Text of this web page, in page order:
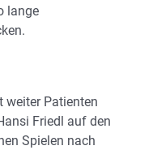
lange
weiter Patienten
Friedl auf den
Spielen nach